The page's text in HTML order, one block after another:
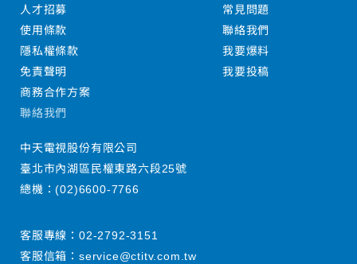
人才招募
使用條款
隱私權條款
免責聲明
商務合作方案
常見問題
聯絡我們
我要爆料
我要投稿
聯絡我們
中天電視股份有限公司
臺北市內湖區民權東路六段25號
總機：(02)6600-7766
客服專線： 02-2792-3151
客服信箱： service@ctitv.com.tw